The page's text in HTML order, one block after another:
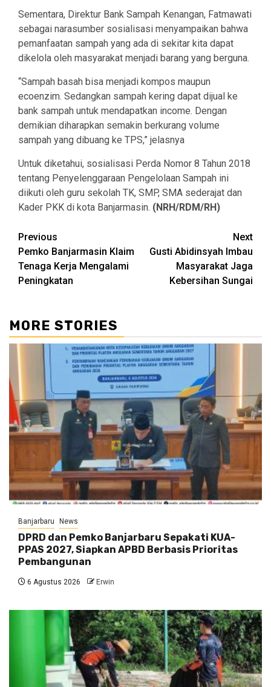
Sementara, Direktur Bank Sampah Kenangan, Fatmawati
sebagai narasumber sosialisasi menyampaikan bahwa
pemanfaatan sampah yang ada di sekitar kita dapat
dikelola oleh masyarakat menjadi barang yang berguna.
“Sampah basah bisa menjadi kompos maupun
ecoenzim. Sedangkan sampah kering dapat dijual ke
bank sampah untuk mendapatkan income. Dengan
demikian diharapkan semakin berkurang volume
sampah yang dibuang ke TPS,” jelasnya
Untuk diketahui, sosialisasi Perda Nomor 8 Tahun 2018
tentang Penyelenggaraan Pengelolaan Sampah ini
diikuti oleh guru sekolah TK, SMP, SMA sederajat dan
Kader PKK di kota Banjarmasin. (NRH/RDM/RH)
Continue
Reading
Previous
Pemko Banjarmasin Klaim
Tenaga Kerja Mengalami
Peningkatan
Next
Gusti Abidinsyah Imbau
Masyarakat Jaga
Kebersihan Sungai
MORE STORIES
Banjarbaru News
DPRD dan Pemko Banjarbaru Sepakati KUA-
PPAS 2027, Siapkan APBD Berbasis Prioritas
Pembangunan
6 Agustus 2026 Erwin